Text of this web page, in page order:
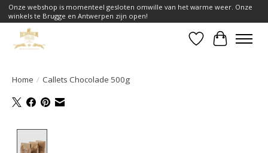
Onze webshop is momenteel gesloten omwille van het warme weer. Onze
winkels te Brugge en Antwerpen zijn open!
Verlanglijst
Home / Callets Chocolade 500g